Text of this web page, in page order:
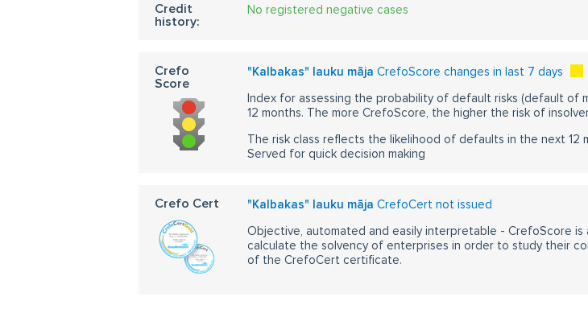
Credit
history:
No registered negative cases
Crefo
Score
"Kalbakas" lauku māja CrefoScore changes in last 7 days
Index for assessing the probability of default risks (default of
12 months. The more CrefoScore, the higher the risk of
The risk class reflects the likelihood of defaults in the next 12
Served for quick decision making
Crefo Cert "Kalbakas" lauku māja CrefoCert not issued
Objective, automated and easily interpretable - CrefoScore
calculate the solvency of enterprises in order to study their
of the CrefoCert certificate.